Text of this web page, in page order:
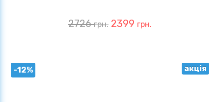
2726грн. 2399 грн.
-12% акція